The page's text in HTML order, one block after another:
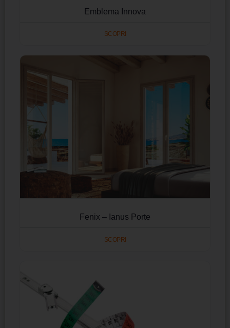
Emblema Innova
SCOPRI
Fenix – Ianus Porte
SCOPRI